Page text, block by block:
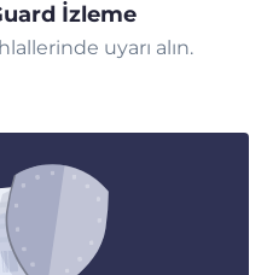
İzleme
uyarı alın.